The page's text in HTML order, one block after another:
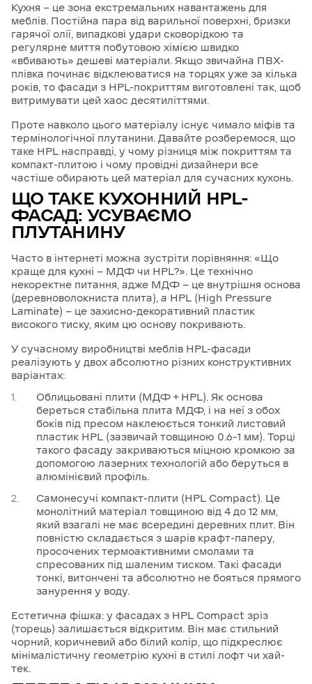
Кухня — це зона екстремальних навантажень для
меблів. Постійна пара від варильної поверхні, бризки
гарячої олії, випадкові удари сковорідкою та
регулярне миття побутовою хімією швидко
«вбивають» дешеві матеріали. Якщо звичайна ПВХ-
плівка починає відклеюватися на торцях уже за кілька
років, то фасади з HPL-покриттям виготовлені так, щоб
витримувати цей хаос десятиліттями.
Проте навколо цього матеріалу існує чимало міфів та
термінологічної плутанини. Давайте розберемося, що
таке HPL насправді, у чому різниця між покриттям та
компакт-плитою і чому провідні дизайнери все
частіше обирають цей матеріал для сучасних кухонь.
ЩО ТАКЕ КУХОННИЙ HPL-
ФАСАД: УСУВАЄМО
ПЛУТАНИНУ
Часто в інтернеті можна зустріти порівняння: «Що
краще для кухні — МДФ чи HPL?». Це технічно
некоректне питання, адже МДФ — це внутрішня основа
(деревноволокниста плита), а HPL (High Pressure
Laminate) — це захисно-декоративний пластик
високого тиску, яким цю основу покривають.
У сучасному виробництві меблів HPL-фасади
реалізують у двох абсолютно різних конструктивних
варіантах:
Облицьовані плити (МДФ + HPL). Як основа
береться стабільна плита МДФ, і на неї з обох
боків під пресом наклеюється тонкий листовий
пластик HPL (зазвичай товщиною 0.6–1 мм). Торці
такого фасаду закриваються міцною кромкою за
допомогою лазерних технологій або беруться в
алюмінієвий профіль.
Самонесучі компакт-плити (HPL Compact). Це
монолітний матеріал товщиною від 4 до 12 мм,
який взагалі не має всередині деревних плит. Він
повністю складається з шарів крафт-паперу,
просочених термоактивними смолами та
спресованих під шаленим тиском. Такі фасади
тонкі, витончені та абсолютно не бояться прямого
занурення у воду.
Естетична фішка: у фасадах з HPL Compact зріз
(торець) залишається відкритим. Він має стильний
чорний, коричневий або білий колір, що підкреслює
мінімалістичну геометрію кухні в стилі лофт чи хай-
тек.